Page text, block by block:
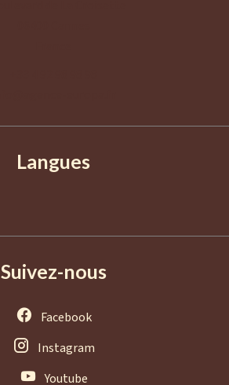
Langues
Suivez-nous
Facebook
Instagram
Youtube